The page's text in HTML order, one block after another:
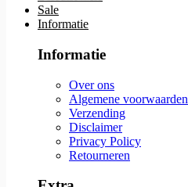
Sale
Informatie
Informatie
Over ons
Algemene voorwaarden
Verzending
Disclaimer
Privacy Policy
Retourneren